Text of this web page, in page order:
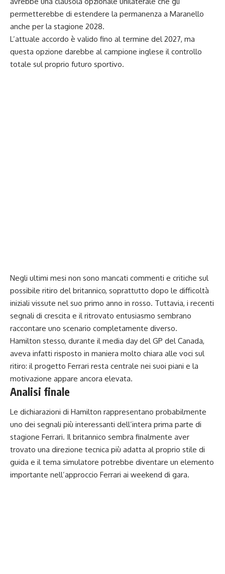
permetterebbe di estendere la permanenza a Maranello
anche per la stagione 2028.
L’attuale accordo è valido fino al termine del 2027, ma
questa opzione darebbe al campione inglese il controllo
totale sul proprio futuro sportivo.
Negli ultimi mesi non sono mancati commenti e critiche sul
possibile ritiro del britannico, soprattutto dopo le difficoltà
iniziali vissute nel suo primo anno in rosso. Tuttavia, i recenti
segnali di crescita e il ritrovato entusiasmo sembrano
raccontare uno scenario completamente diverso.
Hamilton stesso, durante il media day del GP del Canada,
aveva infatti risposto in maniera molto chiara alle voci sul
ritiro: il progetto Ferrari resta centrale nei suoi piani e la
motivazione appare ancora elevata.
Analisi finale
Le dichiarazioni di Hamilton rappresentano probabilmente
uno dei segnali più interessanti dell’intera prima parte di
stagione Ferrari. Il britannico sembra finalmente aver
trovato una direzione tecnica più adatta al proprio stile di
guida e il tema simulatore potrebbe diventare un elemento
importante nell’approccio Ferrari ai weekend di gara.